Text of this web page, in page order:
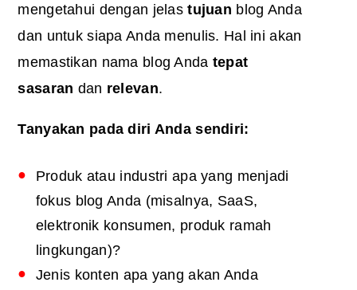
mengetahui dengan jelastujuan blog Anda
dan untuk siapa Anda menulis. Hal ini akan
memastikan nama blog Anda tepat
sasaran dan relevan.
Tanyakan pada diri Anda sendiri:
Produk atau industri apa yang menjadi
fokus blog Anda (misalnya, SaaS,
elektronik konsumen, produk ramah
lingkungan)?
Jenis konten apa yang akan Anda